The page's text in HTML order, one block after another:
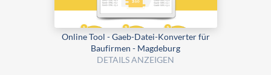
Online Tool - Gaeb-Datei-Konverter für
Baufirmen - Magdeburg
DETAILS ANZEIGEN